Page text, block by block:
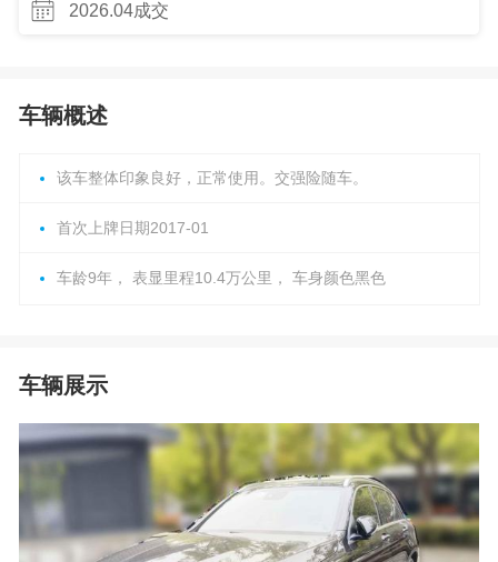
2026.04成交
车辆概述
该车整体印象良好，正常使用。交强险随车。
首次上牌日期2017-01
车龄9年， 表显里程10.4万公里， 车身颜色黑色
车辆展示